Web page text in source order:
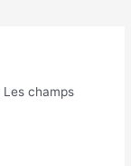
Les champs